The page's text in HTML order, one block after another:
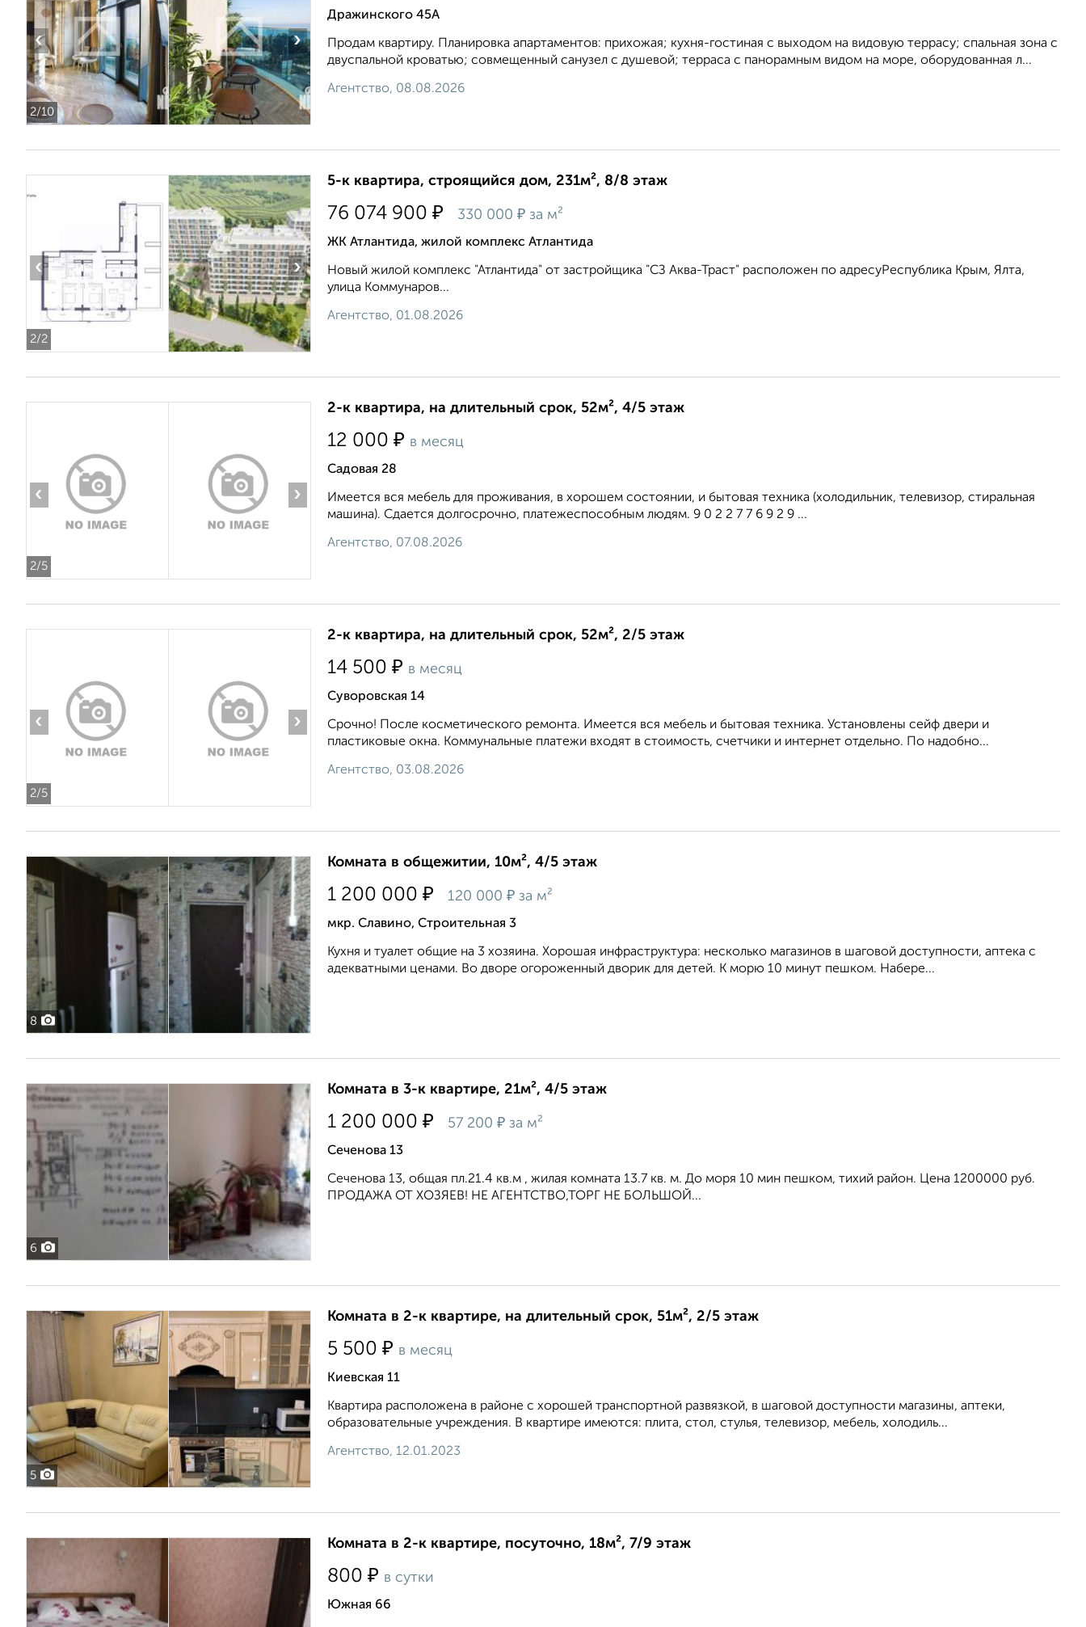
2/10
‹ ›
Дражинского 45А
Продам квартиру. Планировка апартаментов: прихожая; кухня-гостиная с выходом на видовую террасу; спальная зона с
двуспальной кроватью; совмещенный санузел с душевой; терраса с панорамным видом на море, оборудованная л...
Агентство, 08.08.2026
2/2
‹ ›
5-к квартира, строящийся дом, 231м², 8/8 этаж
76 074 900 ₽ 330 000 ₽ за м²
ЖК Атлантида, жилой комплекс Атлантида
Новый жилой комплекс "Атлантида" от застройщика "СЗ Аква-Траст" расположен по адресуРеспублика Крым, Ялта,
улица Коммунаров...
Агентство, 01.08.2026
2/5
‹ ›
2-к квартира, на длительный срок, 52м², 4/5 этаж
12 000 ₽ в месяц
Садовая 28
Имеется вся мебель для проживания, в хорошем состоянии, и бытовая техника (холодильник, телевизор, стиральная
машина). Сдается долгосрочно, платежеспособным людям. 9 0 2 2 7 7 6 9 2 9 ...
Агентство, 07.08.2026
2/5
‹ ›
2-к квартира, на длительный срок, 52м², 2/5 этаж
14 500 ₽ в месяц
Суворовская 14
Срочно! После косметического ремонта. Имеется вся мебель и бытовая техника. Установлены сейф двери и
пластиковые окна. Коммунальные платежи входят в стоимость, счетчики и интернет отдельно. По надобно...
Агентство, 03.08.2026
8
Комната в общежитии, 10м², 4/5 этаж
1 200 000 ₽ 120 000 ₽ за м²
мкр. Славино, Строительная 3
Кухня и туалет общие на 3 хозяина. Хорошая инфраструктура: несколько магазинов в шаговой доступности, аптека с
адекватными ценами. Во дворе огороженный дворик для детей. К морю 10 минут пешком. Набере...
6
Комната в 3-к квартире, 21м², 4/5 этаж
1 200 000 ₽ 57 200 ₽ за м²
Сеченова 13
Сеченова 13, общая пл.21.4 кв.м , жилая комната 13.7 кв. м. До моря 10 мин пешком, тихий район. Цена 1200000 руб.
ПРОДАЖА ОТ ХОЗЯЕВ! НЕ АГЕНТСТВО,ТОРГ НЕ БОЛЬШОЙ...
5
Комната в 2-к квартире, на длительный срок, 51м², 2/5 этаж
5 500 ₽ в месяц
Киевская 11
Квартира расположена в районе с хорошей транспортной развязкой, в шаговой доступности магазины, аптеки,
образовательные учреждения. В квартире имеются: плита, стол, стулья, телевизор, мебель, холодиль...
Агентство, 12.01.2023
Комната в 2-к квартире, посуточно, 18м², 7/9 этаж
800 ₽ в сутки
Южная 66